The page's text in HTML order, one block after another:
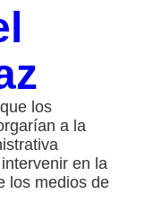
los
a la
en la
los medios de